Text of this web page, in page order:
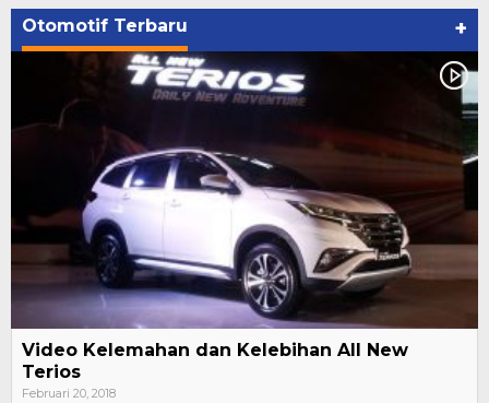
Otomotif Terbaru +
Video Kelemahan dan Kelebihan All New
Terios
Februari 20, 2018